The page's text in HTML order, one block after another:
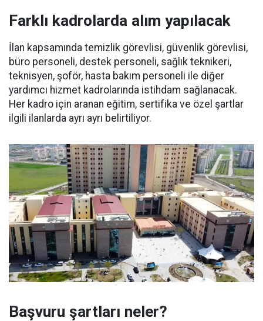
Farklı kadrolarda alım yapılacak
İlan kapsamında temizlik görevlisi, güvenlik görevlisi,
büro personeli, destek personeli, sağlık teknikeri,
teknisyen, şoför, hasta bakım personeli ile diğer
yardımcı hizmet kadrolarında istihdam sağlanacak.
Her kadro için aranan eğitim, sertifika ve özel şartlar
ilgili ilanlarda ayrı ayrı belirtiliyor.
Başvuru şartları neler?